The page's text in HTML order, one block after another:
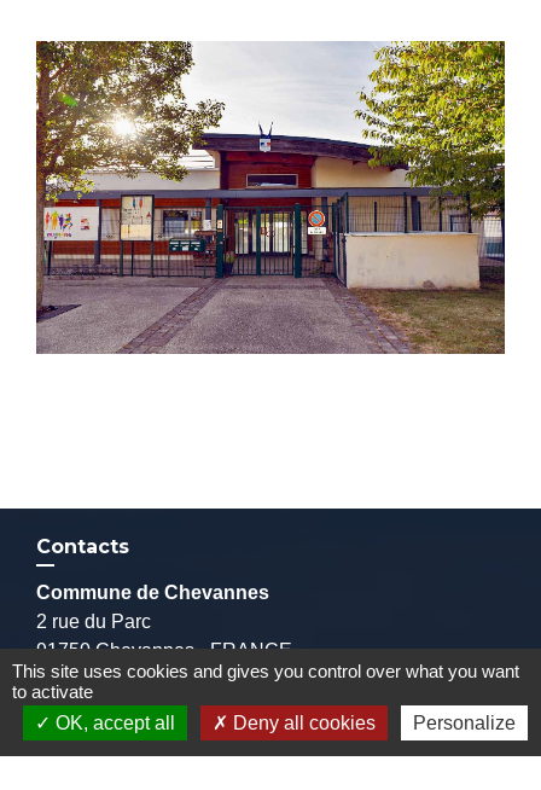
Contacts
Commune de Chevannes
2 rue du Parc
91750 Chevannes - FRANCE
+33 1 64 99 70 04
Contact par formulaire
This site uses cookies and gives you control over what you want
to activate
OK, accept all
Deny all cookies Personalize